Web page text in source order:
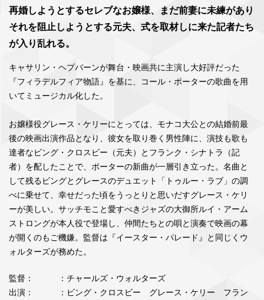
再婚しようとするセレブなお嬢様、まだ前妻に未練があり
それを阻止しようとする元夫、式を取材しに来た記者たち
が入り乱れる。
キャサリン・ヘプバーンが舞台・映画共に主演し大好評だった
『フィラデルフィア物語』を基に、コール・ポーターの歌曲を用
いてミュージカル化した。
お嬢様役グレース・ケリーにとっては、モナコ大公との結婚前最
後の映画出演作品となり、彼女を取り巻く男性陣に、演技も歌も
達者なビング・クロスビー（元夫）とフランク・シナトラ（記
者）を配したことで、ポーターの新曲が一層引き立った。名曲と
して残るビングとグレースのデュエット「トゥルー・ラブ」の調
べに乗せて、幸せだった頃をうっとりと思いだすグレース・ケリ
ーが美しい。サッチモこと愛すべきジャズの大御所ルイ・アーム
ストロングが本人役で登場し、仲間たちとの唄と演奏で映画の幕
が開くのもご機嫌。監督は『イースター・パレード』と同じくウ
ォルターズが務めた。
監督：
：チャールズ・ウォルターズ
出演：
：ビング・クロスビー グレース・ケリー フラン